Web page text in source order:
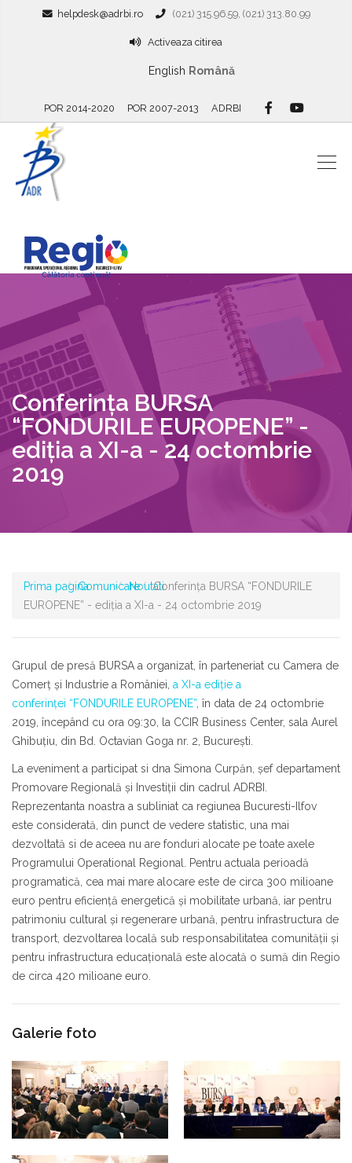
helpdesk@adrbi.ro (021) 315.96.59, (021) 313.80.99
Activeaza citirea
English Română
POR 2014-2020 POR 2007-2013 ADRBI
Conferinţa BURSA
“FONDURILE EUROPENE” -
ediţia a XI-a - 24 octombrie
2019
Prima paginaComunicareNoutatiConferinţa BURSA “FONDURILE
EUROPENE” - ediţia a XI-a - 24 octombrie 2019
Grupul de presă BURSA a organizat, în parteneriat cu Camera de
Comerţ şi Industrie a României a XI-a ediţie a
conferinţei “FONDURILE EUROPENE” , în data de 24 octombrie
2019 , începând cu ora 09:30 , la CCIR Business Center, sala Aurel
Ghibuţiu , din Bd. Octavian Goga nr. 2, Bucureşti.
La eveniment a participat si dna Simona Curpăn, şef departament
Promovare Regională şi Investiţii din cadrul ADRBI.
Reprezentanta noastra a subliniat ca regiunea Bucuresti-Ilfov
este considerată, din punct de vedere statistic, una mai
dezvoltată si de aceea nu are fonduri alocate pe toate axele
Programului Operational Regional. Pentru actuala perioadă
programatică, cea mai mare alocare este de circa 300 milioane
euro pentru eficienţă energetică şi mobilitate urbană, iar pentru
patrimoniu cultural şi regenerare urbană, pentru infrastructura de
transport, dezvoltarea locală sub responsabilitatea comunităţii şi
pentru infrastructura educaţională este alocată o sumă din Regio
de circa 420 milioane euro.
Galerie foto